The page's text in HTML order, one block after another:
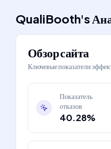
QualiBooth's
Обзор сайта
Ключевые показатели
Показатель
отказов
40.28%